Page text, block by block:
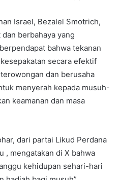
Israel, Bezalel Smotrich,
berbahaya yang
bahwa tekanan
secara efektif
dan berusaha
menyerah kepada musuh-
keamanan dan masa
dari partai Likud Perdana
, mengatakan di X bahwa
kehidupan sehari-hari